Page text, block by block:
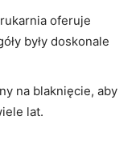
oferuje⁣
były doskonale
na ⁣blaknięcie, aby
lat.